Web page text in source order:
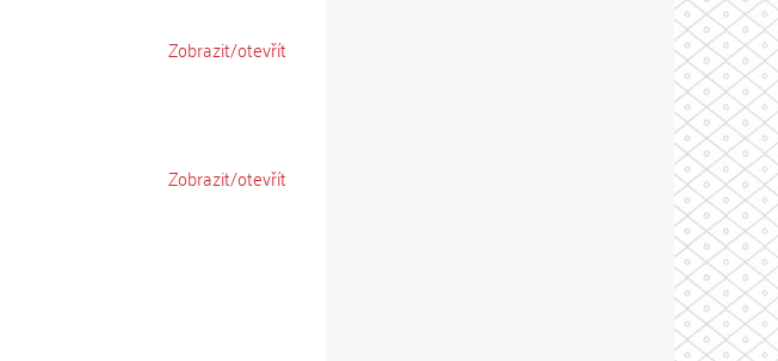
Zobrazit/otevřít
Zobrazit/otevřít